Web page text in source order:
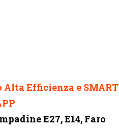
Alta Efficienza e SMART
E27, E14, Faro